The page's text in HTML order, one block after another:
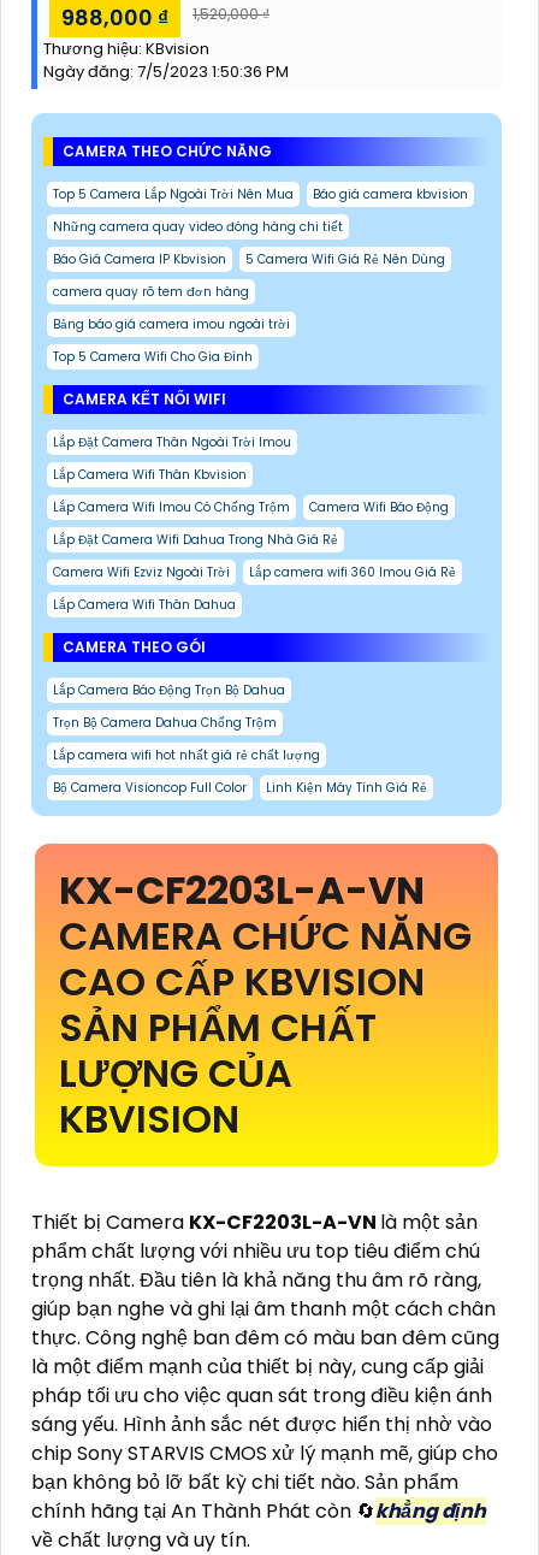
988,000 ₫ 1,520,000 ₫
Thương hiệu: KBvision
Ngày đăng: 7/5/2023 1:50:36 PM
CAMERA THEO CHỨC NĂNG
Top 5 Camera Lắp Ngoài Trời Nên Mua
Báo giá camera kbvision
Những camera quay video đóng hàng chi tiết
Báo Giá Camera IP Kbvision
5 Camera Wifi Giá Rẻ Nên Dùng
camera quay rõ tem đơn hàng
Bảng báo giá camera imou ngoài trời
Top 5 Camera Wifi Cho Gia Đình
CAMERA KẾT NỐI WIFI
Lắp Đặt Camera Thân Ngoài Trời Imou
Lắp Camera Wifi Thân Kbvision
Lắp Camera Wifi Imou Có Chống Trộm
Camera Wifi Báo Động
Lắp Đặt Camera Wifi Dahua Trong Nhà Giá Rẻ
Camera Wifi Ezviz Ngoài Trời
Lắp camera wifi 360 Imou Giá Rẻ
Lắp Camera Wifi Thân Dahua
CAMERA THEO GÓI
Lắp Camera Báo Động Trọn Bộ Dahua
Trọn Bộ Camera Dahua Chống Trộm
Lắp camera wifi hot nhất giá rẻ chất lượng
Bộ Camera Visioncop Full Color
Linh Kiện Máy Tính Giá Rẻ
KX-CF2203L-A-VN
CAMERA CHỨC NĂNG
CAO CẤP KBVISION
SẢN PHẨM CHẤT
LƯỢNG CỦA
KBVISION
Thiết bị Camera KX-CF2203L-A-VN là một sản
phẩm chất lượng với nhiều ưu top tiêu điểm chú
trọng nhất. Đầu tiên là khả năng thu âm rõ ràng,
giúp bạn nghe và ghi lại âm thanh một cách chân
thực. Công nghệ ban đêm có màu ban đêm cũng
là một điểm mạnh của thiết bị này, cung cấp giải
pháp tối ưu cho việc quan sát trong điều kiện ánh
sáng yếu. Hình ảnh sắc nét được hiển thị nhờ vào
chip Sony STARVIS CMOS xử lý mạnh mẽ, giúp cho
bạn không bỏ lỡ bất kỳ chi tiết nào. Sản phẩm
chính hãng tại An Thành Phát còn 🔄khẳng định
về chất lượng và uy tín.